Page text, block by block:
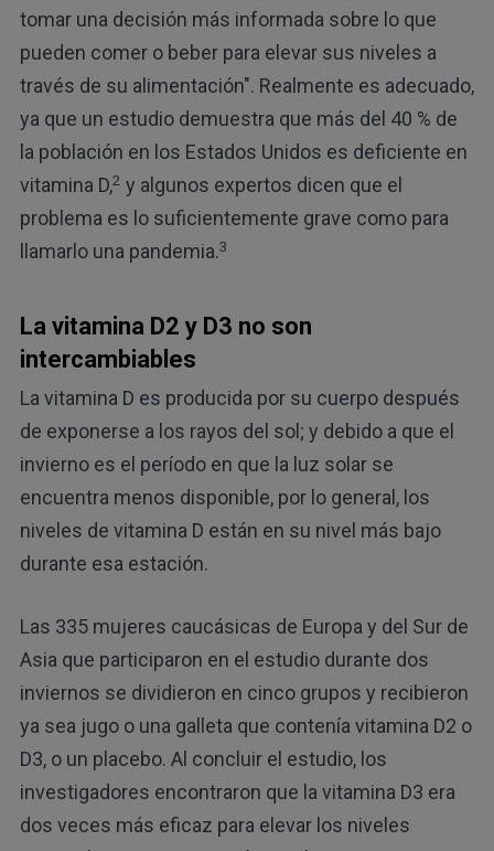
tomar una decisión más informada sobre lo que
pueden comer o beber para elevar sus niveles a
través de su alimentación". Realmente es adecuado,
ya que un estudio demuestra que más del 40 % de
la población en los Estados Unidos es deficiente en
vitamina D,2 y algunos expertos dicen que el
problema es lo suficientemente grave como para
llamarlo una pandemia.3
La vitamina D2 y D3 no son
intercambiables
La vitamina D es producida por su cuerpo después
de exponerse a los rayos del sol; y debido a que el
invierno es el período en que la luz solar se
encuentra menos disponible, por lo general, los
niveles de vitamina D están en su nivel más bajo
durante esa estación.
Las 335 mujeres caucásicas de Europa y del Sur de
Asia que participaron en el estudio durante dos
inviernos se dividieron en cinco grupos y recibieron
ya sea jugo o una galleta que contenía vitamina D2 o
D3, o un placebo. Al concluir el estudio, los
investigadores encontraron que la vitamina D3 era
dos veces más eficaz para elevar los niveles